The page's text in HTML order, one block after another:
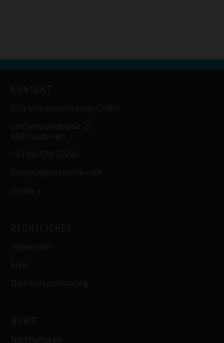
SiSa Möbelvermietungs GmbH
Lerchenauerstrasse 23
6923 Lauterach
+43 (0)5574 22560
bregenz@eventwide.com
Details »
Impressum
AGB
Datenschutzerklärung
Nachhaltigkeit